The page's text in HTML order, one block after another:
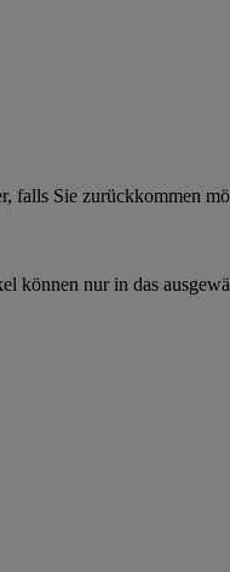
falls Sie zurückkommen
können nur in das